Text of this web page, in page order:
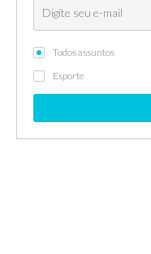
Todos assuntos
Esporte